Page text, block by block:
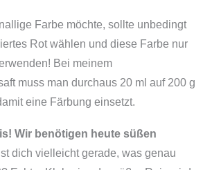
Farbe möchte, sollte unbedingt
Rot wählen und diese Farbe nur
Bei meinem
muss man durchaus 20 ml auf 200 g
eine Färbung einsetzt.
Wir benötigen heute süßen
dich vielleicht gerade, was genau